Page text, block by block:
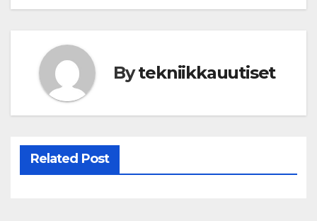
Bytekniikkauutiset
Related Post